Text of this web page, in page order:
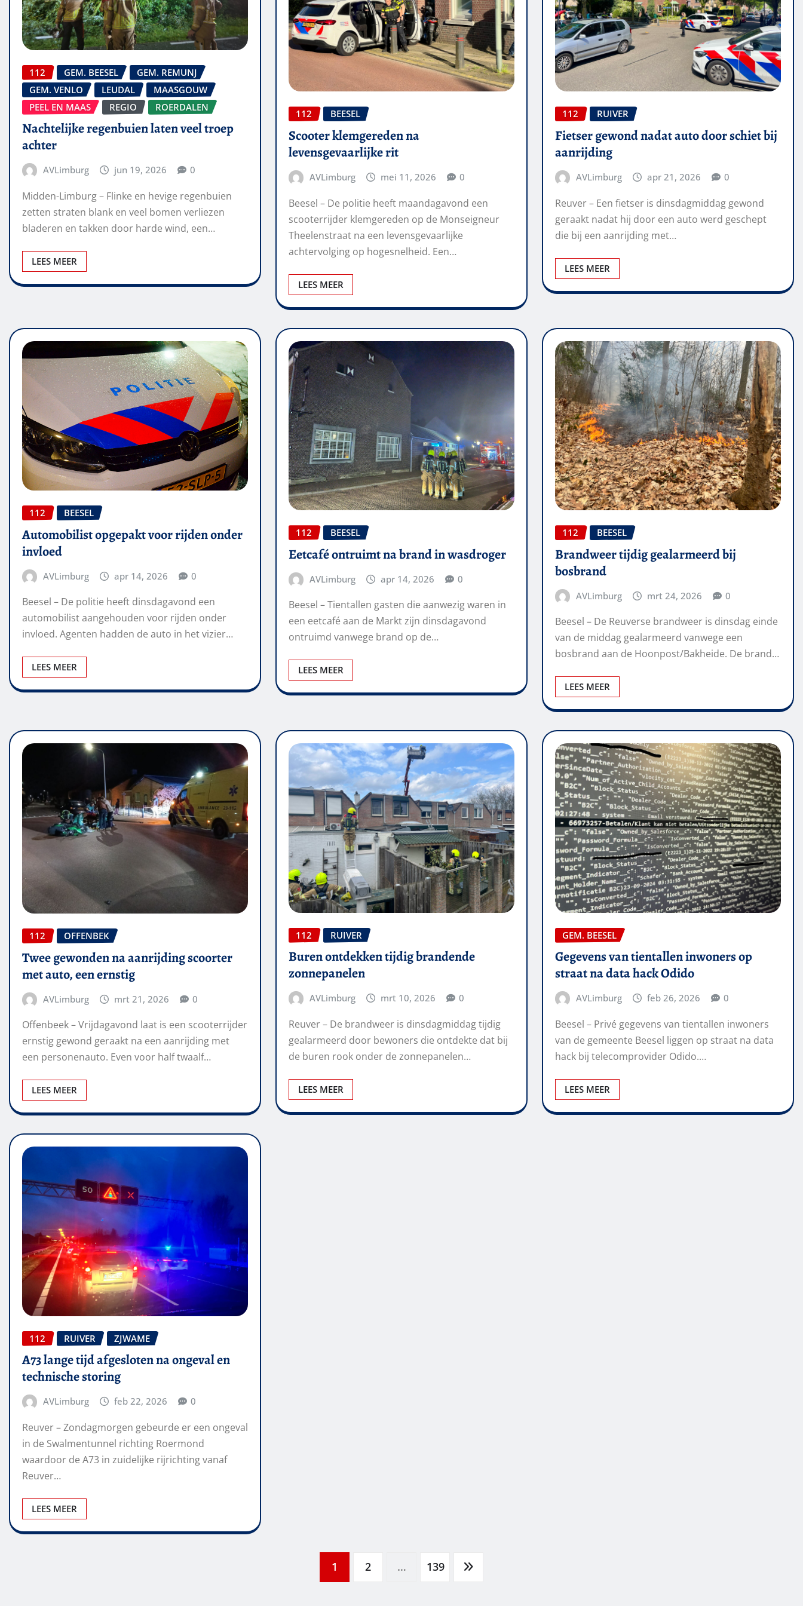
112 GEM. BEESEL
GEM. REMUNJ
GEM. VENLO
LEUDAL
MAASGOUW
PEEL EN MAAS
REGIO ROERDALEN
Nachtelijke regenbuien laten veel troep
achter
AVLimburg jun 19, 2026 0
Midden-Limburg – Flinke en hevige regenbuien
zetten straten blank en veel bomen verliezen
bladeren en takken door harde wind, een…
LEES MEER
112 BEESEL
Scooter klemgereden na
levensgevaarlijke rit
AVLimburg mei 11, 2026 0
Beesel – De politie heeft maandagavond een
scooterrijder klemgereden op de Monseigneur
Theelenstraat na een levensgevaarlijke
achtervolging op hogesnelheid. Een…
LEES MEER
112 RUIVER
Fietser gewond nadat auto door schiet bij
aanrijding
AVLimburg apr 21, 2026 0
Reuver – Een fietser is dinsdagmiddag gewond
geraakt nadat hij door een auto werd geschept
die bij een aanrijding met…
LEES MEER
112 BEESEL
Automobilist opgepakt voor rijden onder
invloed
AVLimburg apr 14, 2026 0
Beesel – De politie heeft dinsdagavond een
automobilist aangehouden voor rijden onder
invloed. Agenten hadden de auto in het vizier…
LEES MEER
112 BEESEL
Eetcafé ontruimt na brand in wasdroger
AVLimburg apr 14, 2026 0
Beesel – Tientallen gasten die aanwezig waren in
een eetcafé aan de Markt zijn dinsdagavond
ontruimd vanwege brand op de…
LEES MEER
112 BEESEL
Brandweer tijdig gealarmeerd bij
bosbrand
AVLimburg mrt 24, 2026 0
Beesel – De Reuverse brandweer is dinsdag einde
van de middag gealarmeerd vanwege een
bosbrand aan de Hoonpost/Bakheide. De brand…
LEES MEER
112 OFFENBEK
Twee gewonden na aanrijding scoorter
met auto, een ernstig
AVLimburg mrt 21, 2026 0
Offenbeek – Vrijdagavond laat is een scooterrijder
ernstig gewond geraakt na een aanrijding met
een personenauto. Even voor half twaalf…
LEES MEER
112 RUIVER
Buren ontdekken tijdig brandende
zonnepanelen
AVLimburg mrt 10, 2026 0
Reuver – De brandweer is dinsdagmiddag tijdig
gealarmeerd door bewoners die ontdekte dat bij
de buren rook onder de zonnepanelen…
LEES MEER
GEM. BEESEL
Gegevens van tientallen inwoners op
straat na data hack Odido
AVLimburg feb 26, 2026 0
Beesel – Privé gegevens van tientallen inwoners
van de gemeente Beesel liggen op straat na data
hack bij telecomprovider Odido.…
LEES MEER
112 RUIVER ZJWAME
A73 lange tijd afgesloten na ongeval en
technische storing
AVLimburg feb 22, 2026 0
Reuver – Zondagmorgen gebeurde er een ongeval
in de Swalmentunnel richting Roermond
waardoor de A73 in zuidelijke rijrichting vanaf
Reuver…
LEES MEER
1 2 … 139